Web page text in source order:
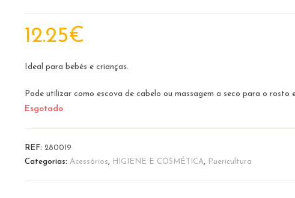
12.25€
Ideal para bebés e crianças.
Pode utilizar como escova de cabelo ou massagem a seco para o rosto
Esgotado
REF: 280019
Categorias: Acessórios, HIGIENE E COSMÉTICA, Puericultura